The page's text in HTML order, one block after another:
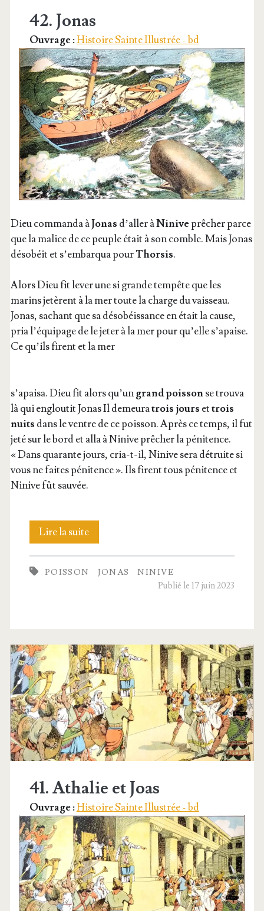
de
la
ruine
du
Temple
et
de
la ville
42. Jonas
Ouvrage :Histoire Sainte Illustrée - bd
Dieu com­man­da àJonas d’al­ler àNiniveprê­cher parce
que la malice de ce peuple était à son comble. Mais Jonas
déso­béit et s’embarqua pourThor­sis.
Alors Dieu fit lever une si grande tem­pête que les
marins jetèrent à la mer toute la charge du vais­seau.
Jonas, sachant que sa déso­béis­sance en était la cause,
pria l’é­qui­page de le jeter à la mer pour qu’elle s’a­paise.
Ce qu’ils firent et la mer
s’a­pai­sa. Dieu fit alors qu’ungrand pois­son se trou­va
là qui englou­tit Jonas Il demeu­ratrois jours ettrois
nuits dans le ventre de ce pois­son. Après ce temps, il fut
jeté sur le bord et alla à Ninive prê­cher la péni­tence.
« Dans qua­rante jours, cria-t-il, Ninive sera détruite si
vous ne faites péni­tence ». Ils firent tous péni­tence et
Ninive fût sauvée.
Lire la suite42.
Jonas
POISSON JONAS
NINIVE
Publié le 17 juin 2023
41. Athalie et Joas
Ouvrage :Histoire Sainte Illustrée - bd